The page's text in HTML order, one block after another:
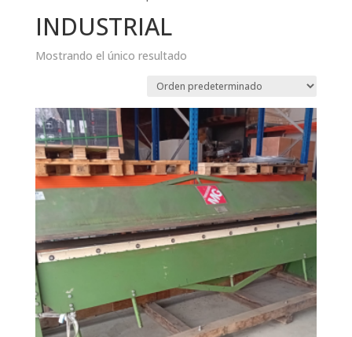
INDUSTRIAL
Mostrando el único resultado